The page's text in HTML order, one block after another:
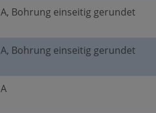
A, Bohrung einseitig gerundet
A, Bohrung einseitig gerundet
A